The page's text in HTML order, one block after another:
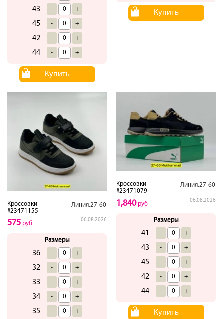
43 - +
45 - +
42 - +
44 - +
Купить
Купить
Кроссовки
#23471155
Линия.27-60
06.08.2026
575 руб
Размеры
36 - +
32 - +
33 - +
34 - +
35 - +
Кроссовки
#23471079
Линия.27-60
06.08.2026
1,840руб
Размеры
41 - +
43 - +
45 - +
42 - +
44 - +
Купить